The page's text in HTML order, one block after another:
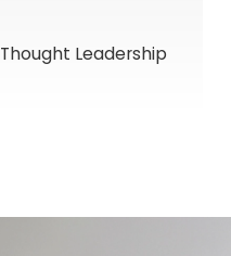
Thought Leadership